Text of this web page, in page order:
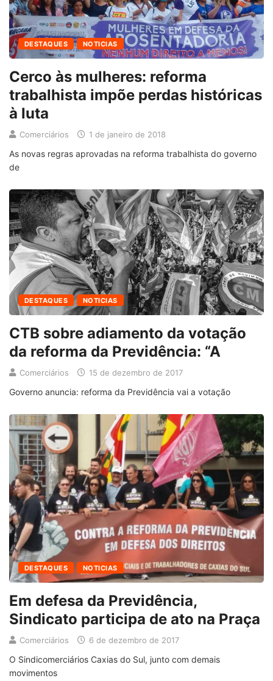
DESTAQUES NOTICIAS
Cerco às mulheres: reforma
trabalhista impõe perdas históricas
à luta
Comerciários 1 de janeiro de 2018
As novas regras aprovadas na reforma trabalhista do governo
de
DESTAQUES NOTICIAS
CTB sobre adiamento da votação
da reforma da Previdência: “A
Comerciários 15 de dezembro de 2017
Governo anuncia: reforma da Previdência vai a votação
DESTAQUES NOTICIAS
Em defesa da Previdência,
Sindicato participa de ato na Praça
Comerciários 6 de dezembro de 2017
O Sindicomerciários Caxias do Sul, junto com demais
movimentos